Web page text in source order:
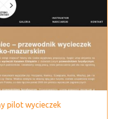
pilot wycieczek